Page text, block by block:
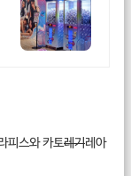
피스와 카토레기레아